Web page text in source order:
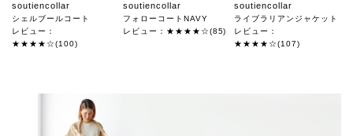
soutiencollar
シェルブールコート
レビュー：
★★★★☆(100)
soutiencollar
フォローコートNAVY
レビュー：★★★★☆(85)
soutiencollar
ライブラリアンジャケット
レビュー：
★★★★☆(107)